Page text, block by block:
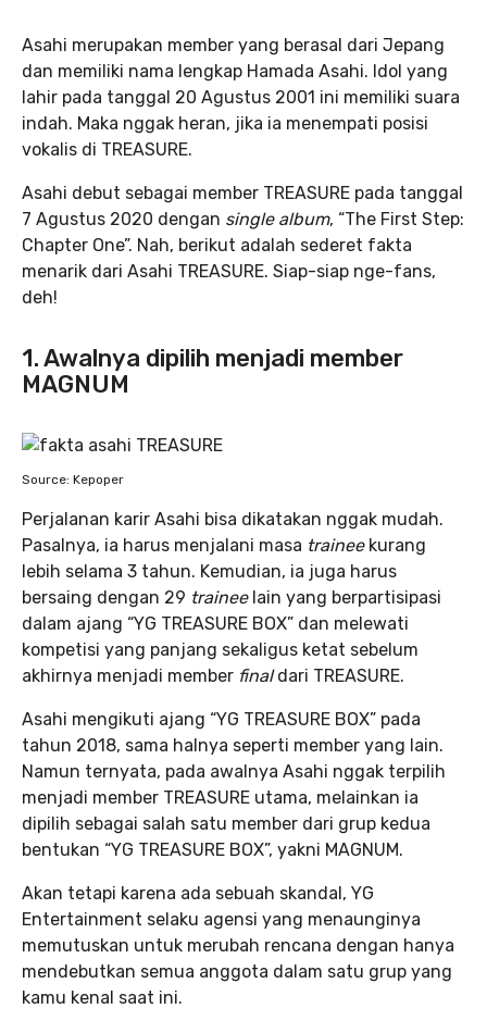
Asahi merupakan member yang berasal dari Jepang
dan memiliki nama lengkap Hamada Asahi. Idol yang
lahir pada tanggal 20 Agustus 2001 ini memiliki suara
indah. Maka nggak heran, jika ia menempati posisi
vokalis di TREASURE.
Asahi debut sebagai member TREASURE pada tanggal
7 Agustus 2020 dengan single album, “The First Step:
Chapter One”. Nah, berikut adalah sederet fakta
menarik dari Asahi TREASURE. Siap-siap nge-fans,
deh!
1. Awalnya dipilih menjadi member
MAGNUM
Source: Kepoper
Perjalanan karir Asahi bisa dikatakan nggak mudah.
Pasalnya, ia harus menjalani masa traineekurang
lebih selama 3 tahun. Kemudian, ia juga harus
bersaing dengan 29 traineelain yang berpartisipasi
dalam ajang “YG TREASURE BOX” dan melewati
kompetisi yang panjang sekaligus ketat sebelum
akhirnya menjadi member finaldari TREASURE.
Asahi mengikuti ajang “YG TREASURE BOX” pada
tahun 2018, sama halnya seperti member yang lain.
Namun ternyata, pada awalnya Asahi nggak terpilih
menjadi member TREASURE utama, melainkan ia
dipilih sebagai salah satu member dari grup kedua
bentukan “YG TREASURE BOX”, yakni MAGNUM.
Akan tetapi karena ada sebuah skandal, YG
Entertainment selaku agensi yang menaunginya
memutuskan untuk merubah rencana dengan hanya
mendebutkan semua anggota dalam satu grup yang
kamu kenal saat ini.